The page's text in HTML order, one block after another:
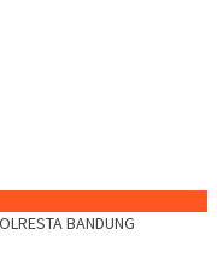
BANDUNG